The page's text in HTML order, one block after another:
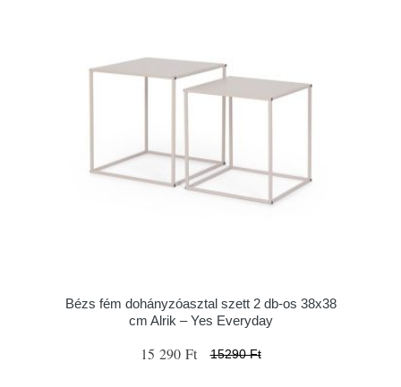
Bézs fém dohányzóasztal szett 2 db-os 38x38
cm Alrik – Yes Everyday
15 290 Ft 15290 Ft